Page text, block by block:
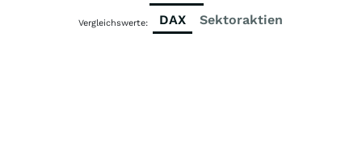
Vergleichswerte: DAX Sektoraktien